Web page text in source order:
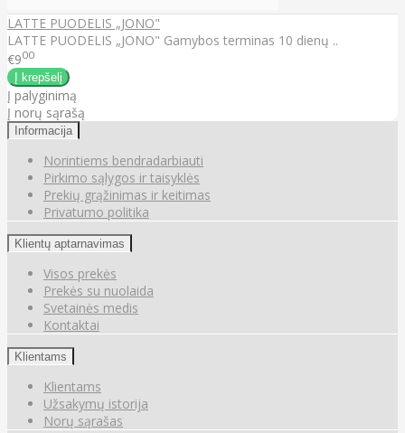
LATTE PUODELIS „JONO"
LATTE PUODELIS „JONO" Gamybos terminas 10 dienų ..
€900
Į palyginimą
Į norų sąrašą
Informacija
Norintiems bendradarbiauti
Pirkimo sąlygos ir taisyklės
Prekių grąžinimas ir keitimas
Privatumo politika
Klientų aptarnavimas
Visos prekės
Prekės su nuolaida
Svetainės medis
Kontaktai
Klientams
Klientams
Užsakymų istorija
Norų sąrašas